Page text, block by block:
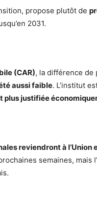
propose plutôt de
2031.
(CAR), la différence de
aussi faible. L’institut
plus justifiée
reviendront à l’Union
semaines, mais